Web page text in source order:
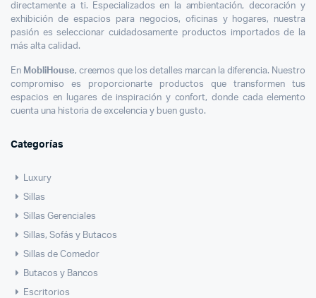
directamente a ti. Especializados en la ambientación, decoración y
exhibición de espacios para negocios, oficinas y hogares, nuestra
pasión es seleccionar cuidadosamente productos importados de la
más alta calidad.
En MobliHouse, creemos que los detalles marcan la diferencia. Nuestro
compromiso es proporcionarte productos que transformen tus
espacios en lugares de inspiración y confort, donde cada elemento
cuenta una historia de excelencia y buen gusto.
Categorías
Luxury
Sillas
Sillas Gerenciales
Sillas, Sofás y Butacos
Sillas de Comedor
Butacos y Bancos
Escritorios